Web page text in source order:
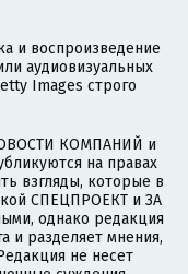
и воспроизведение
аудиовизуальных
Images строго
КОМПАНИЙ и
на правах
взгляды, которые в
СПЕЦПРОЕКТ и ЗА
однако редакция
и разделяет мнения,
не несет